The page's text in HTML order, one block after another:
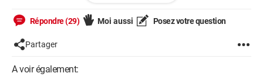
Donc j'ai utilisé la technique slmgr -rearm avec l'invité de
Mais maintenant le PC est très très lent et redémarre sans
mon autorisation au bout d'une minute environ.
Répondre (29) Moi aussi Posez votre question
Partager
A voir également: